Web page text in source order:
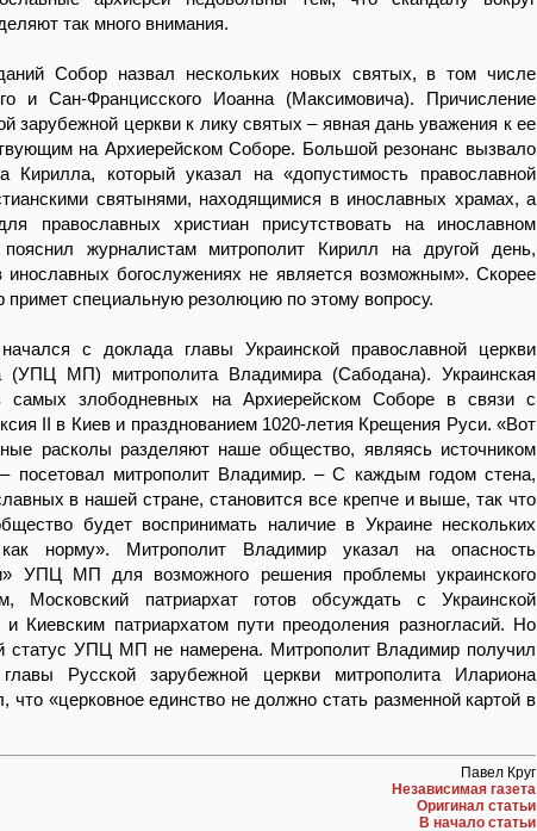
так много внимания.
Собор назвал нескольких новых святых, в том числе
и Сан-Францисского Иоанна (Максимовича). Причисление
зарубежной церкви к лику святых – явная дань уважения к ее
на Архиерейском Соборе. Большой резонанс вызвало
Кирилла, который указал на «допустимость православной
святынями, находящимися в инославных храмах, а
православных христиан присутствовать на инославном
журналистам митрополит Кирилл на другой день,
инославных богослужениях не является возможным». Скорее
примет специальную резолюцию по этому вопросу.
с доклада главы Украинской православной церкви
(УПЦ МП) митрополита Владимира (Сабодана). Украинская
самых злободневных на Архиерейском Соборе в связи с
II в Киев и празднованием 1020-летия Крещения Руси. «Вот
расколы разделяют наше общество, являясь источником
посетовал митрополит Владимир. – С каждым годом стена,
в нашей стране, становится все крепче и выше, так что
будет воспринимать наличие в Украине нескольких
норму». Митрополит Владимир указал на опасность
УПЦ МП для возможного решения проблемы украинского
Московский патриархат готов обсуждать с Украинской
Киевским патриархатом пути преодоления разногласий. Но
статус УПЦ МП не намерена. Митрополит Владимир получил
Русской зарубежной церкви митрополита Илариона
что «церковное единство не должно стать разменной картой в
Павел Круг
Независимая газета
Оригинал статьи
В начало статьи